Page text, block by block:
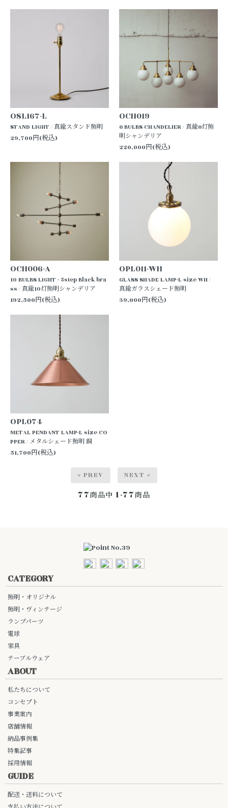
OSL167-L
STAND LIGHT / 真鍮スタンド照明
29,700円(税込)
OCH019
6 BULBS CHANDELIER / 真鍮6灯照
明シャンデリア
220,000円(税込)
OCH006-A
10 BULBS LIGHT - 5step Black bra
ss / 真鍮10灯照明シャンデリア
192,500円(税込)
OPL011-WH
GLASS SHADE LAMP-L size WH /
真鍮ガラスシェード照明
39,600円(税込)
OPL074
METAL PENDANT LAMP-L size CO
PPER / メタルシェード照明 銅
51,700円(税込)
« PREV NEXT »
77商品中 1-77商品
CATEGORY
照明・オリジナル
照明・ヴィンテージ
ランプパーツ
電球
家具
テーブルウェア
ABOUT
私たちについて
コンセプト
事業案内
店舗情報
納品事例集
特集記事
採用情報
GUIDE
配送・送料について